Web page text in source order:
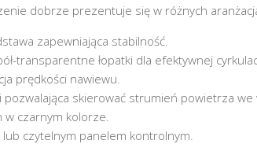
dobrze prezentuje się w różnych
zapewniająca stabilność.
transparentne łopatki dla efektywnej
prędkości nawiewu.
pozwalająca skierować strumień powietrza we
czarnym kolorze.
czytelnym panelem kontrolnym.